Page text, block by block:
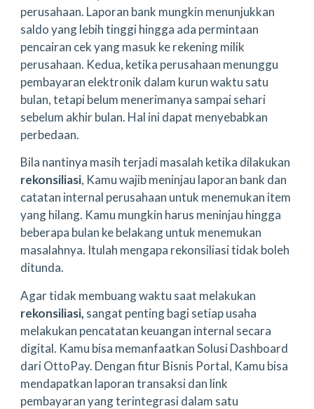
perusahaan. Laporan bank mungkin menunjukkan
saldo yang lebih tinggi hingga ada permintaan
pencairan cek yang masuk ke rekening milik
perusahaan. Kedua, ketika perusahaan menunggu
pembayaran elektronik dalam kurun waktu satu
bulan, tetapi belum menerimanya sampai sehari
sebelum akhir bulan. Hal ini dapat menyebabkan
perbedaan.
Bila nantinya masih terjadi masalah ketika dilakukan
rekonsiliasi, Kamu wajib meninjau laporan bank dan
catatan internal perusahaan untuk menemukan item
yang hilang. Kamu mungkin harus meninjau hingga
beberapa bulan ke belakang untuk menemukan
masalahnya. Itulah mengapa rekonsiliasi tidak boleh
ditunda.
Agar tidak membuang waktu saat melakukan
rekonsiliasi, sangat penting bagi setiap usaha
melakukan pencatatan keuangan internal secara
digital. Kamu bisa memanfaatkan Solusi Dashboard
dari OttoPay. Dengan fitur Bisnis Portal, Kamu bisa
mendapatkan laporan transaksi dan link
pembayaran yang terintegrasi dalam satu